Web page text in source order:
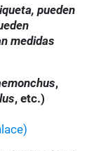
pueden
medidas
,
, etc.)